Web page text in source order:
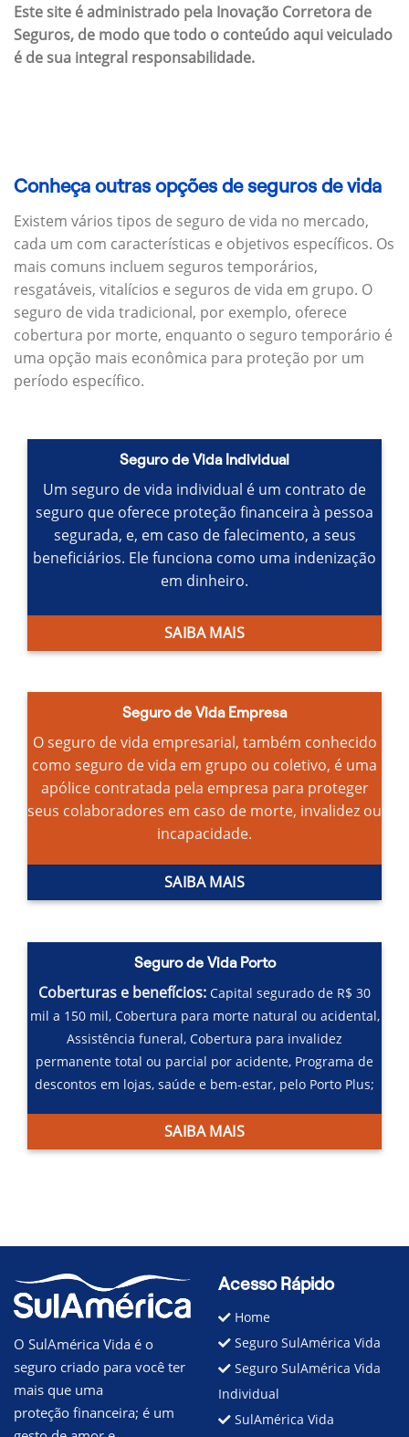
Este site é administrado pela Inovação Corretora de
Seguros, de modo que todo o conteúdo aqui veiculado
é de sua integral responsabilidade.
Conheça outras opções de seguros de vida
Existem vários tipos de seguro de vida no mercado,
cada um com características e objetivos específicos. Os
mais comuns incluem seguros temporários,
resgatáveis, vitalícios e seguros de vida em grupo. O
seguro de vida tradicional, por exemplo, oferece
cobertura por morte, enquanto o seguro temporário é
uma opção mais econômica para proteção por um
período específico.
Seguro de Vida Individual
Um seguro de vida individual é um contrato de
seguro que oferece proteção financeira à pessoa
segurada, e, em caso de falecimento, a seus
beneficiários. Ele funciona como uma indenização
em dinheiro.
SAIBA MAIS
Seguro de Vida Empresa
O seguro de vida empresarial, também conhecido
como seguro de vida em grupo ou coletivo, é uma
apólice contratada pela empresa para proteger
seus colaboradores em caso de morte, invalidez ou
incapacidade.
SAIBA MAIS
Seguro de Vida Porto
Coberturas e benefícios: Capital segurado de R$ 30
mil a 150 mil, Cobertura para morte natural ou acidental,
Assistência funeral,Cobertura para invalidez
permanente total ou parcial por acidente, Programa de
descontos em lojas, saúde e bem-estar, pelo Porto Plus;
SAIBA MAIS
O SulAmérica Vida é o
seguro criado para você ter
mais que uma
proteção financeira; é um
Acesso Rápido
Home
Seguro SulAmérica Vida
Seguro SulAmérica Vida
Individual
SulAmérica Vida